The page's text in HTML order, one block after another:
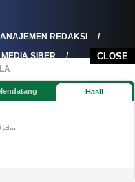
CLOSE
Hasil
REDAKSI
SIBER
ANAK
IKLAN / ADVERTORIAL